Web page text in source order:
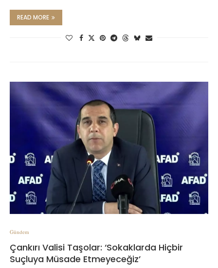
READ MORE
Gündem
Çankırı Valisi Taşolar: ‘Sokaklarda Hiçbir
Suçluya Müsade Etmeyeceğiz’